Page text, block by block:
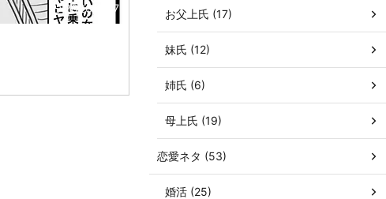
2026/6/17 お父上氏 (17)
妹氏 (12)
姉氏 (6)
母上氏 (19)
恋愛ネタ (53)
婚活 (25)